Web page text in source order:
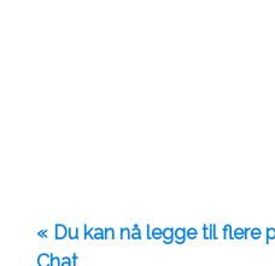
« Du kan nå legge til flere